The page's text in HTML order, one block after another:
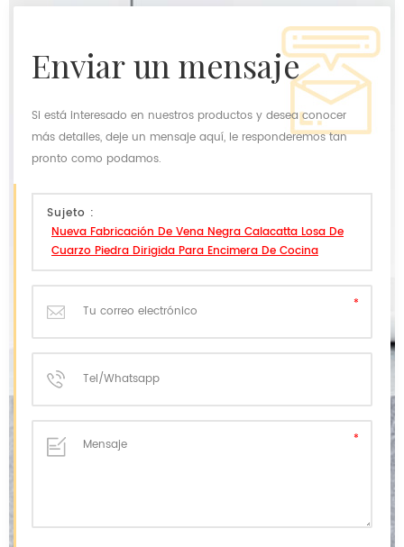
enviar un mensaje
Si está interesado en nuestros productos y desea conocer
más detalles, deje un mensaje aquí, le responderemos tan
pronto como podamos.
Sujeto :
Nueva Fabricación De Vena Negra Calacatta Losa De
Cuarzo Piedra Dirigida Para Encimera De Cocina